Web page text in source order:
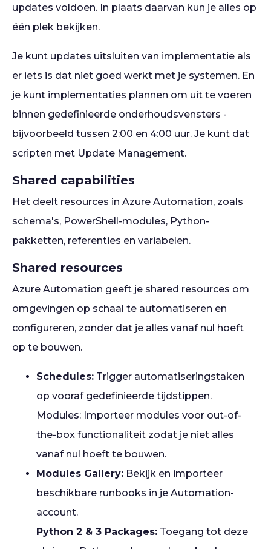
updates voldoen. In plaats daarvan kun je alles op
één plek bekijken.
Je kunt updates uitsluiten van implementatie als
er iets is dat niet goed werkt met je systemen. En
je kunt implementaties plannen om uit te voeren
binnen gedefinieerde onderhoudsvensters -
bijvoorbeeld tussen 2:00 en 4:00 uur. Je kunt dat
scripten met Update Management.
Shared capabilities
Het deelt resources in Azure Automation, zoals
schema's, PowerShell-modules, Python-
pakketten, referenties en variabelen.
Shared resources
Azure Automation geeft je shared resources om
omgevingen op schaal te automatiseren en
configureren, zonder dat je alles vanaf nul hoeft
op te bouwen.
Schedules: Trigger automatiseringstaken
op vooraf gedefinieerde tijdstippen.
Modules: Importeer modules voor out-of-
the-box functionaliteit zodat je niet alles
vanaf nul hoeft te bouwen.
Modules Gallery: Bekijk en importeer
beschikbare runbooks in je Automation-
account.
Python 2 & 3 Packages: Toegang tot deze